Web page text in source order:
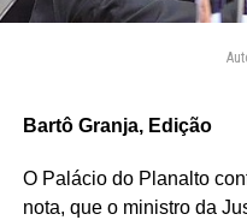
Bartô Granja, Edição
O Palácio do Planalto
nota, que o ministro da